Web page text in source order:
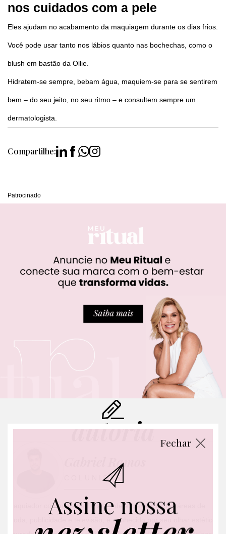
nos cuidados com a pele
Eles ajudam no acabamento da maquiagem durante os dias frios.
Você pode usar tanto nos lábios quanto nas bochechas, como o
blush em bastão da Ollie.
Hidratem-se sempre, bebam água, maquiem-se para se sentirem
bem – do seu jeito, no seu ritmo – e consultem sempre um
dermatologista.
Compartilhe:
Patrocinado
autoria
Gabriel Ramos
COLUNISTA
Maquiador com mais de 16 anos de experiência nas áreas de
moda, publicidade e televisão, é conhecido por seu olhar estético
Fechar
Assine nossa